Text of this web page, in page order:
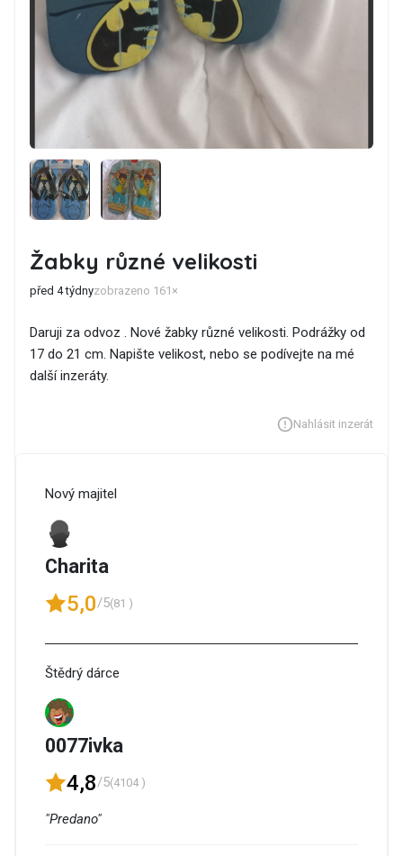
Žabky různé velikosti
před 4 týdnyzobrazeno 161×
Daruji za odvoz . Nové žabky různé velikosti. Podrážky od
17 do 21 cm. Napište velikost, nebo se podívejte na mé
další inzeráty.
Nahlásit inzerát
Nový majitel
Charita
5,0/5(81 )
Štědrý dárce
0077ivka
4,8/5(4104 )
"Predano"